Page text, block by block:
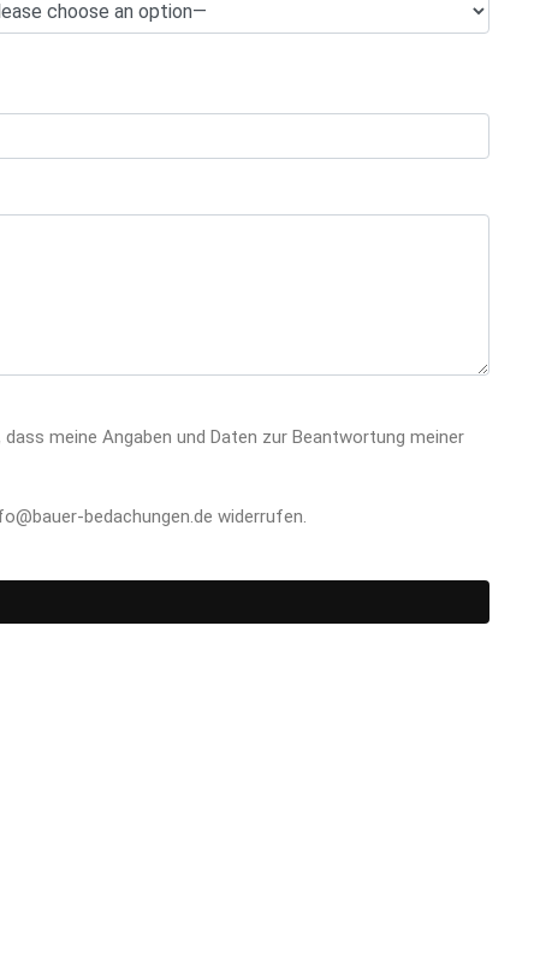
meine Angaben und Daten zur Beantwortung meiner
bedachungen.de widerrufen.